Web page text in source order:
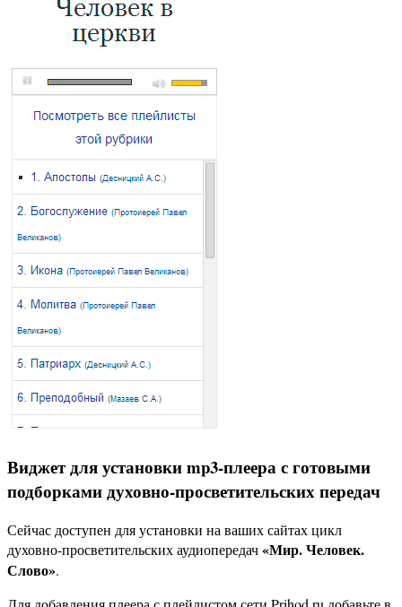
Виджет для установки mp3-плеера с готовыми
подборками духовно-просветительских передач
Сейчас доступен для установки на ваших сайтах цикл
духовно-просветительских аудиопередач«Мир. Человек.
Слово».